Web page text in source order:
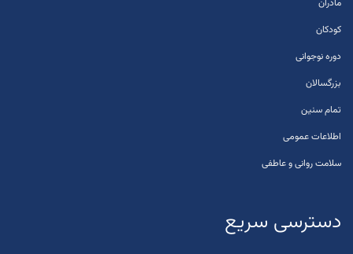
کودکان
دوره نوجوانی
بزرگسالان
تمام سنین
اطلاعات عمومی
سلامت روانی و عاطفی
دسترسی سریع